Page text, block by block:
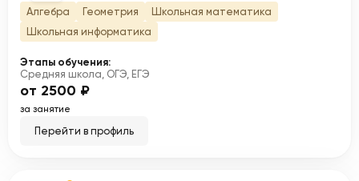
Алгебра Геометрия
Школьная математика
Школьная информатика
Этапы обучения:
Средняя школа, ОГЭ, ЕГЭ
от 2500 ₽
за занятие
Перейти в профиль